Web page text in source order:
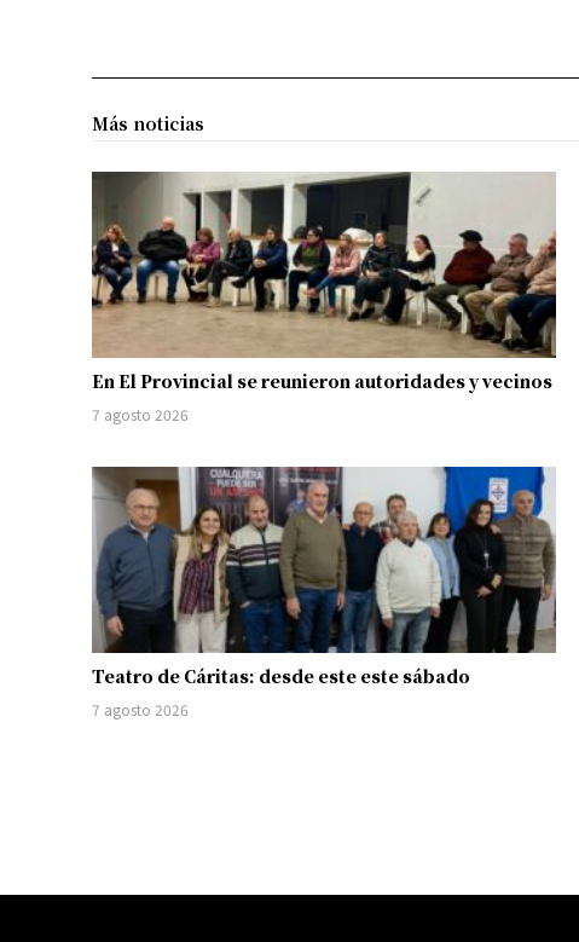
Más noticias
En El Provincial se reunieron autoridades y vecinos
7 agosto 2026
Teatro de Cáritas: desde este este sábado
7 agosto 2026